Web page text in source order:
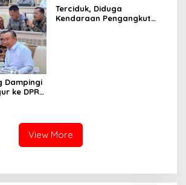
Dampingi
ke DPR
Terciduk, Diduga
Kendaraan Pengangkut
View More